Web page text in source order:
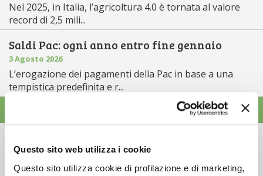
Questo sito web utilizza i cookie
Questo sito utilizza cookie di profilazione e di marketing,
Nel 2025, in Italia, l’agricoltura 4.0 è tornata al valore
record di 2,5 mili...
Saldi Pac: ogni anno entro fine gennaio
3 Agosto 2026
L’erogazione dei pagamenti della Pac in base a una
tempistica predefinita e r...